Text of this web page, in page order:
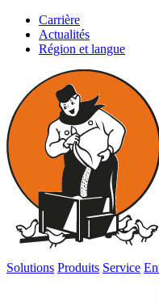
Carrière
Actualités
Région et langue
Solutions Produits Service